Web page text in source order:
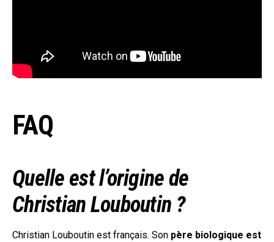
FAQ
Quelle est l’origine de
Christian Louboutin ?
Christian Louboutin est français. Son père biologique est